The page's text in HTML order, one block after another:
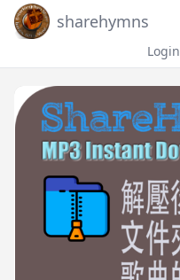
sharehymns
Login